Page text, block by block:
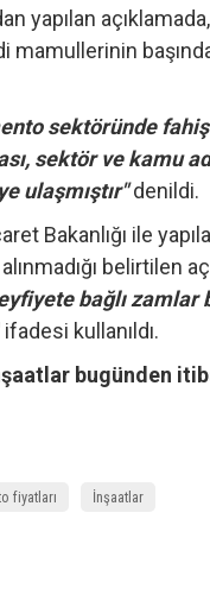
yapılan
mamullerinin
sektöründe
sektör ve kamu
ulaşmıştır"denildi.
Bakanlığı ile
belirtilen
bağlı zamlar
ifadesi kullanıldı.
bugünden
fiyatları İnşaatlar